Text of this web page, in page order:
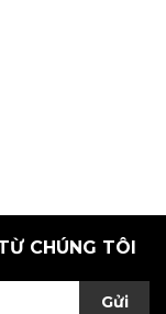
CHÚNG TÔI
Gửi